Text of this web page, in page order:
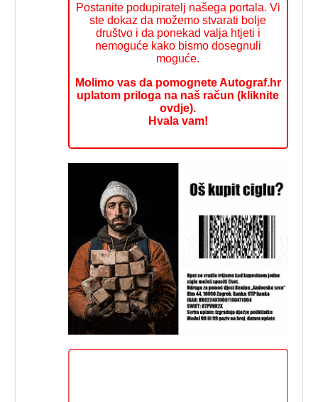
Postanite podupiratelj našega portala. Vi
ste dokaz da možemo stvarati bolje
društvo i da ponekad valja htjeti i
nemoguće kako bismo dosegnuli
moguće.
Molimo vas da pomognete Autograf.hr
uplatom priloga na naš račun (kliknite
ovdje).
Hvala vam!